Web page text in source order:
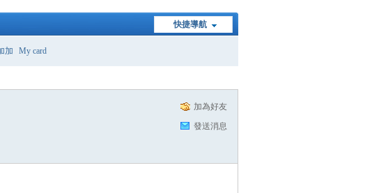
快捷導航
加 My card
加為好友
發送消息